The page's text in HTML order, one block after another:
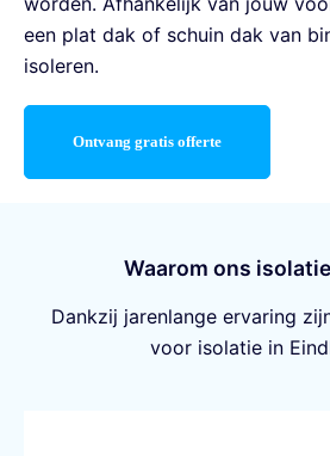
een plat dak of schuin dak van
isoleren.
Ontvang gratis offerte
Waarom ons
Dankzij jarenlange ervaring
voor isolatie in